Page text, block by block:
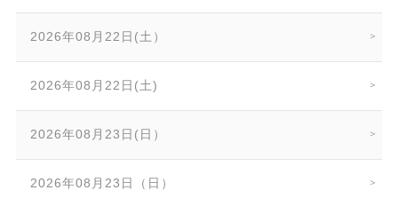
2026年08月22日(土）
2026年08月22日(土)
2026年08月23日(日）
2026年08月23日（日）